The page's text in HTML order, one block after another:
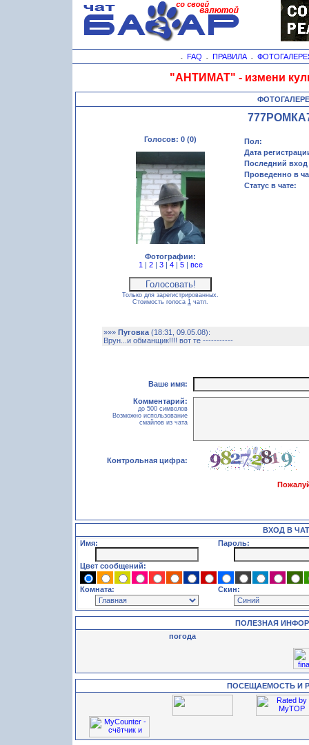
- FAQ - ПРАВИЛА-
"АНТИМАТ" - измени
Голосов: 0 (0)
Фотографии:
1 | 2| 3| 4| 5| все
Только для зарегистрированных.
Стоимость голоса 1 чатл.
Пол:
Дата
Последний вход
Проведенно в
Статус в чате:
»»» Пуговка (18:31, 09.05.08):
Врун...и обманщик!!!! вот те -----------
Ваше имя:
Комментарий:
до 500 символов
Возможно использование
смайлов из чата
Контрольная цифра:
ВХОД В ЧАТ
Имя:
Пароль:
Цвет сообщений:
Комната: Скин:
ПОЛЕЗНАЯ
погода
ПОСЕЩАЕМОСТЬ И